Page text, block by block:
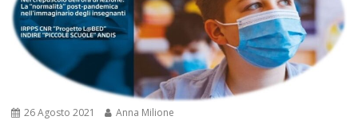
26 Agosto 2021 Anna Milione